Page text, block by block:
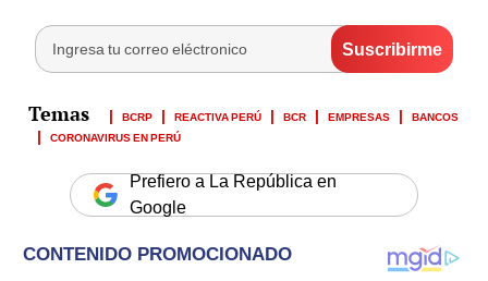
BCRP REACTIVA PERÚ BCR EMPRESAS
BANCOS
CORONAVIRUS EN PERÚ
Prefiero a La República en
Google